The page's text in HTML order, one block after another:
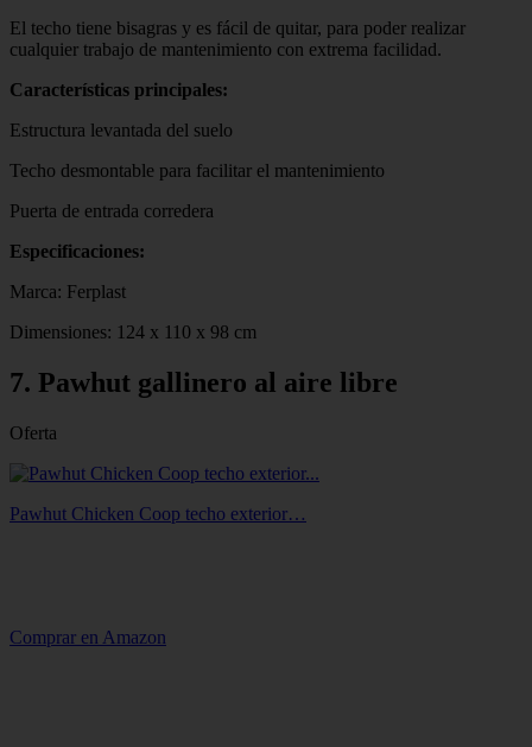
El techo tiene bisagras y es fácil de quitar, para poder realizar
cualquier trabajo de mantenimiento con extrema facilidad.
Características principales:
Estructura levantada del suelo
Techo desmontable para facilitar el mantenimiento
Puerta de entrada corredera
Especificaciones:
Marca: Ferplast
Dimensiones: 124 x 110 x 98 cm
7. Pawhut gallinero al aire libre
Oferta
Pawhut Chicken Coop techo exterior…
Comprar en Amazon